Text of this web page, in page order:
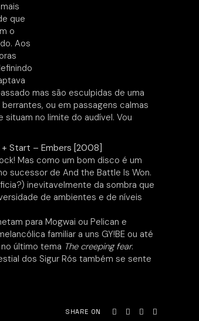
que
o
Aos
mas são esculpidas de uma
ou em passagens calmas
no limite do audível. Vou
Start – Embers [2008]
Mas como um bom disco é um
sucessor de And the Battle Is Won.
inevitavelmente da sombra que
de ambientes e de níveis
para Mogwai ou Pelican e
familiar a uns GY!BE ou até
último tema The creeping fear.
dos Sigur Rós também se sente
SHARE ON